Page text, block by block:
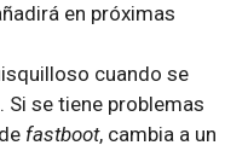
en próximas
cuando se
Si se tiene problemas
fastboot, cambia a un